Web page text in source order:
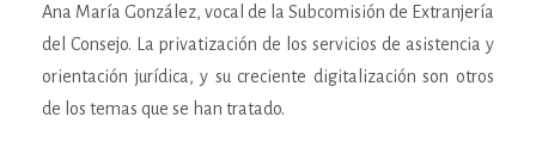
Ana María González, vocal de la Subcomisión de Extranjería
del Consejo. La privatización de los servicios de asistencia y
orientación jurídica, y su creciente digitalización son otros
de los temas que se han tratado.